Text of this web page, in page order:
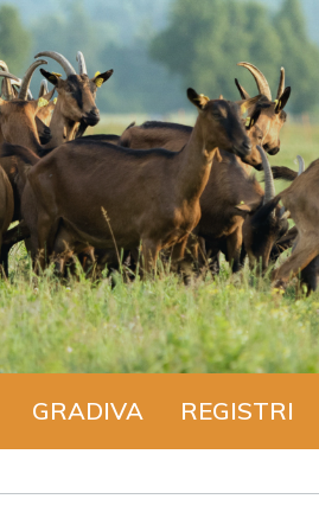
GRADIVA REGISTRI